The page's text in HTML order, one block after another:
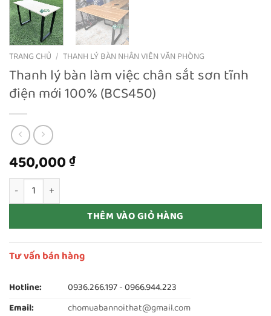
TRANG CHỦ / THANH LÝ BÀN NHÂN VIÊN VĂN PHÒNG
Thanh lý bàn làm việc chân sắt sơn tĩnh
điện mới 100% (BCS450)
450,000₫
Thanh lý bàn làm việc chân sắt sơn tĩnh điện mới 100%
THÊM VÀO GIỎ HÀNG
Tư vấn bán hàng
Hotline: 0936.266.197-0966.944.223
Email:
chomuabannoithat@gmail.com